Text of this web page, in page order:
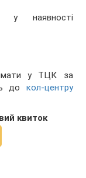
у наявності
у ТЦК за
до кол-центру
квиток